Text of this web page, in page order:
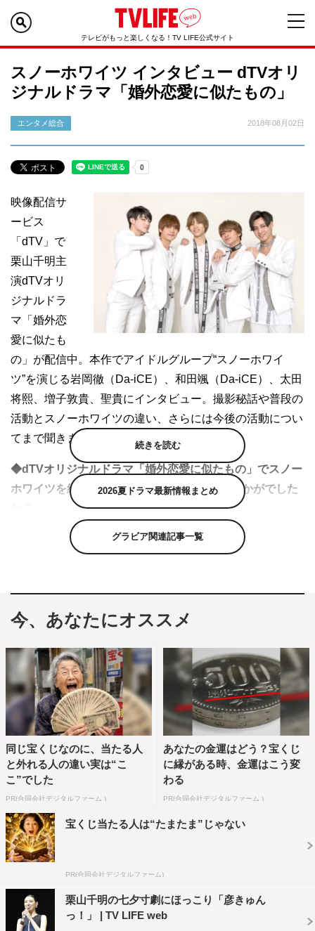
テレビがもっと楽しくなる！TV LIFE公式サイト
スノーホワイツ インタビュー dTVオリ
ジナルドラマ「婚外恋愛に似たもの」
エンタメ総合 2018年08月02日
映像配信サ
ービス
「dTV」で
栗山千明主
演dTVオリ
ジナルドラ
マ「婚外恋
愛に似たも
の」が配信中。本作でアイドルグループ“スノーホワイ
ツ”を演じる岩岡徹（Da-iCE）、和田颯（Da-iCE）、太田
将熙、増子敦貴、聖貴にインタビュー。撮影秘話や普段の
活動とスノーホワイツの違い、さらには今後の活動につい
てまで聞きました。
◆dTVオリジナルドラマ「婚外恋愛に似たもの」でスノー
ホワイツを結成して、この5人で演じてみていかがでした
：役としては益子（江口のりこ）さんの“理想の息
ゃないと思うので（笑）。だから、少しでも“理想の息
子”に見えるように細かいしぐさを入れたつもりです。ス
したし、（増子敦貴と聖貴が以前所属していた）α-X’sっ
ていうのも知っていました。しかも颯くんはプライベート
でお会いしたことがあって、ご一緒できるのが純粋に楽し
みでした。ダンスの部分ではDa-iCEさんからいろいろ刺
激を受けられるだろうって撮影前から思っていて、やっぱ
りすごかったですし、敦貴と聖貴からも歌だったり、いろ
いろな刺激を受けました。短い期間だったんですけど、自
分の中では本当にいろいろな刺激をいただき、今後の糧に
なりました。
敦貴：Da-iCEさんは事務所の先輩で、聖貴くんは以前同
じユニットで活動していて、将熙くんは初めてでした。
なのかなって思っていたんですけど、実際はすごく明るく
て、本当にハッチ（八王子）みたいだなって思いました。
続きを読む
2026夏ドラマ最新情報まとめ
グラビア関連記事一覧
今、あなたにオススメ
同じ宝くじなのに、当たる人
と外れる人の違い実は“こ
こ”でした
PR(合同会社デジタルファーム )
あなたの金運はどう？宝くじ
に縁がある時、金運はこう変
わる
PR(合同会社デジタルファーム )
宝くじ当たる人は“たまたま”じゃない
PR(合同会社デジタルファーム)
栗山千明の七夕寸劇にほっこり「彦きゅん
っ！」 | TV LIFE web